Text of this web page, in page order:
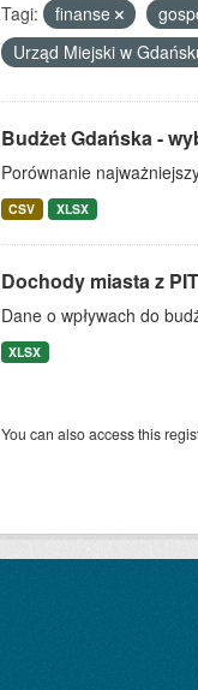
Tagi: finanse
Urząd Miejski w
Budżet Gdańska -
Porównanie
CSV XLSX
Dochody miasta z
Dane o wpływach do
XLSX
You can also access this